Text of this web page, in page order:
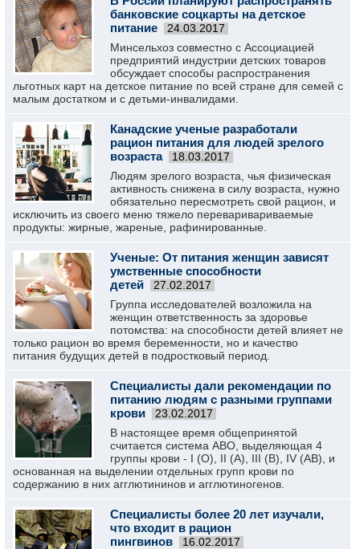
банковские соцкарты на детское
питание
24.03.2017
Минсельхоз совместно с Ассоциацией
предприятий индустрии детских товаров
обсуждает способы распространения
льготных карт на детское питание по всей стране для семей с
малым достатком и с детьми-инвалидами.
Канадские ученые разработали
рацион питания для людей зрелого
возраста
18.03.2017
Людям зрелого возраста, чья физическая
активность снижена в силу возраста, нужно
обязательно пересмотреть свой рацион, и
исключить из своего меню тяжело переваривариваемые
продукты: жирные, жареные, рафинированные.
Ученые: От питания женщин зависят
умственные способности
детей
27.02.2017
Группа исследователей возложила на
женщин ответственность за здоровье
потомства: на способности детей влияет не
только рацион во время беременности, но и качество
питания будущих детей в подростковый период.
Специалисты дали рекомендации по
питанию людям с разными группами
крови
23.02.2017
В настоящее время общепринятой
считается система АВО, выделяющая 4
группы крови - I (О), II (А), III (B), IV (AB), и
основанная на выделении отдельных групп крови по
содержанию в них агглютининов и агглютиногенов.
Специалисты более 20 лет изучали,
что входит в рацион
пингвинов
16.02.2017